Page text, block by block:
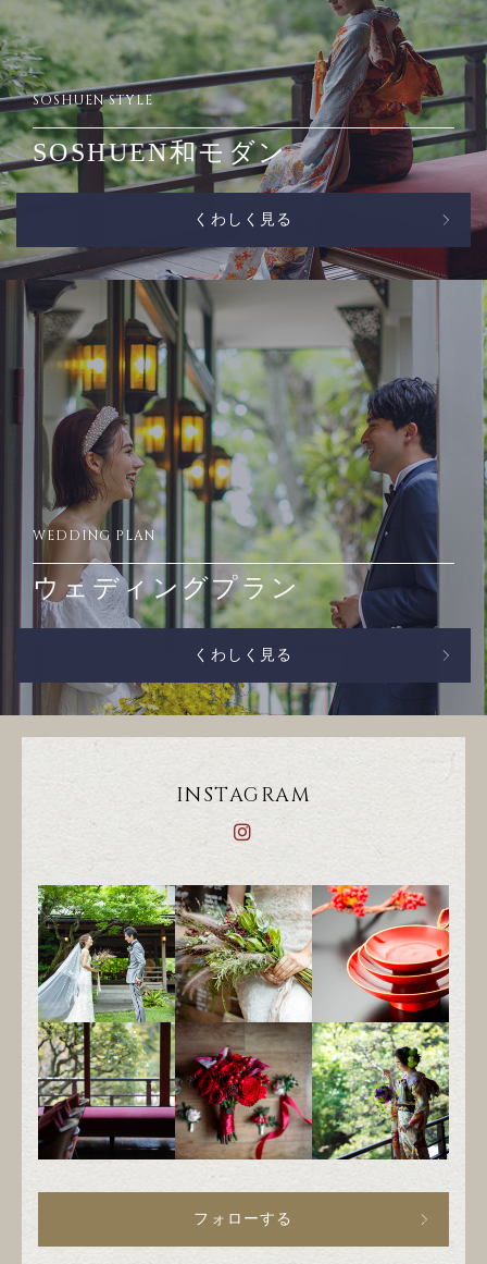
SOSHUEN STYLE
SOSHUEN和モダン
くわしく見る
WEDDING PLAN
ウェディングプラン
くわしく見る
INSTAGRAM
フォローする